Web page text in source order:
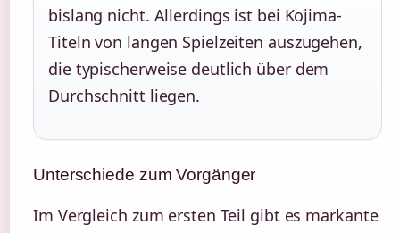
bislang nicht. Allerdings ist bei Kojima-
Titeln von langen Spielzeiten auszugehen,
die typischerweise deutlich über dem
Durchschnitt liegen.
Unterschiede zum Vorgänger
Im Vergleich zum ersten Teil gibt es markante